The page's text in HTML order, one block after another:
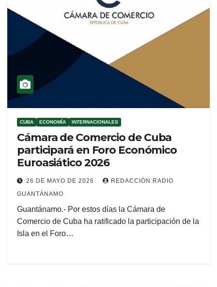
CUBA ECONOMÍA INTERNACIONALES
Cámara de Comercio de Cuba
participará en Foro Económico
Euroasiático 2026
26 DE MAYO DE 2026
REDACCIÓN RADIO
GUANTÁNAMO
Guantánamo.- Por estos días la Cámara de
Comercio de Cuba ha ratificado la participación de la
Isla en el Foro…